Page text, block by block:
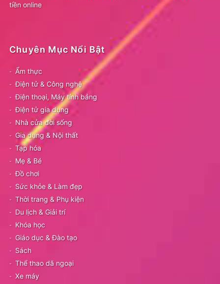
tiền online
Chuyên Mục Nổi Bật
Ẩm thực
Điện tử & Công nghệ
Điện thoại, Máy tính bảng
Điện tử gia dụng
Nhà cửa đời sống
Gia dụng & Nội thất
Tạp hóa
Mẹ & Bé
Đồ chơi
Sức khỏe & Làm đẹp
Thời trang & Phụ kiện
Du lịch & Giải trí
Khóa học
Giáo dục & Đào tạo
Sách
Thể thao dã ngoại
Xe máy